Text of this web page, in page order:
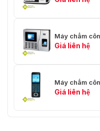
Máy chấm
Giá liên hệ
Máy chấm
Giá liên hệ